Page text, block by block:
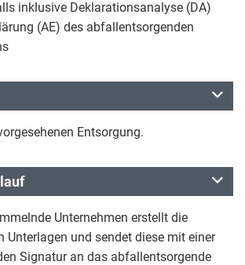
inklusive Deklarationsanalyse (DA)
(AE) des abfallentsorgenden
Entsorgung.
Unternehmen erstellt die
Unterlagen und sendet diese mit einer
Signatur an das abfallentsorgende